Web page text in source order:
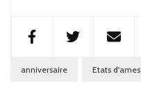
anniversaire Etats d'ames